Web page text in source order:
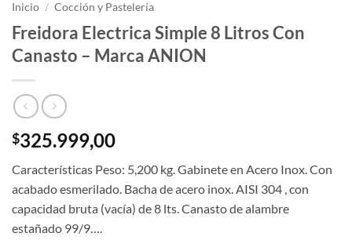
Inicio / Cocción y Pastelería
Freidora Electrica Simple 8 Litros Con
Canasto – Marca ANION
$325.999,00
Características Peso: 5,200 kg. Gabinete en Acero Inox. Con
acabado esmerilado. Bacha de acero inox. AISI 304 , con
capacidad bruta (vacía) de 8 lts. Canasto de alambre
estañado 99/9….